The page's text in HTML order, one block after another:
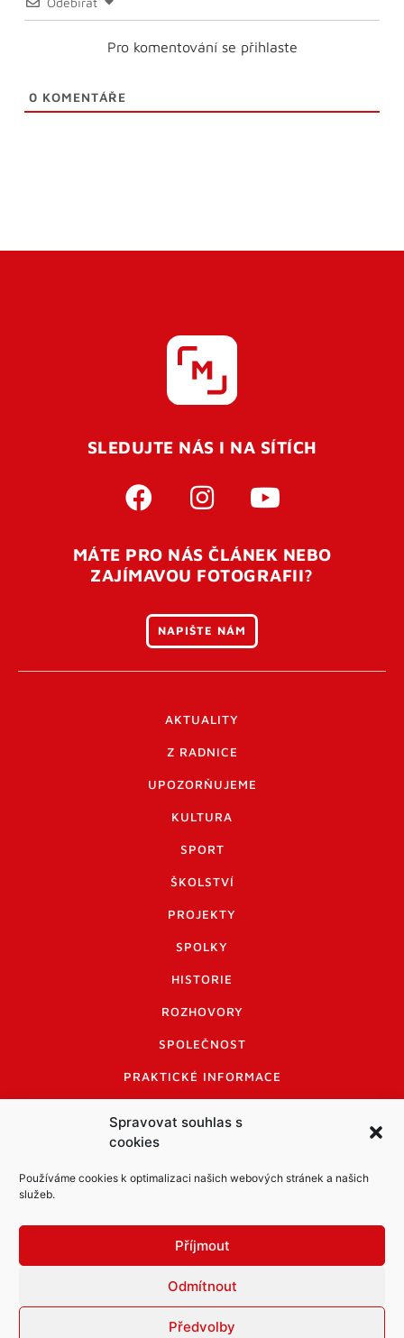
Spravovat souhlas s
cookies
Používáme cookies k optimalizaci našich webových stránek a našich
služeb.
Příjmout
Odmítnout
Předvolby
Pro komentování se přihlaste
0 KOMENTÁŘE
SLEDUJTE NÁS I NA SÍTÍCH
MÁTE PRO NÁS ČLÁNEK NEBO
ZAJÍMAVOU FOTOGRAFII?
NAPIŠTE NÁM
AKTUALITY
Z RADNICE
UPOZORŇUJEME
KULTURA
SPORT
ŠKOLSTVÍ
PROJEKTY
SPOLKY
HISTORIE
ROZHOVORY
SPOLEČNOST
PRAKTICKÉ INFORMACE
INFORMACE A KODEX DISKUTUJÍCÍCH
LOGO A LOGO MANUÁL
Informace o zpracování osobních údajů